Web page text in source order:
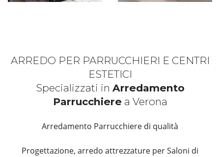
ARREDO PER PARRUCCHIERI E CENTRI
ESTETICI
Specializzati in Arredamento
Parrucchierea Verona
Arredamento Parrucchiere di qualità
Progettazione, arredo attrezzature per Saloni di